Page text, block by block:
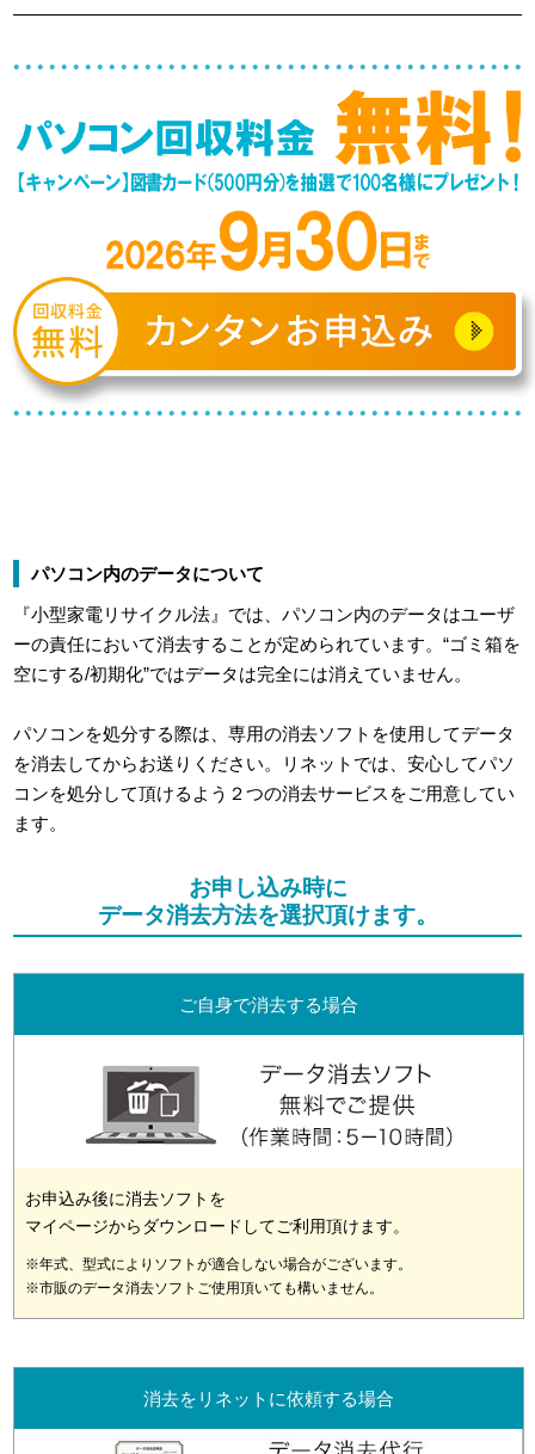
パソコン内のデータについて
『小型家電リサイクル法』では、パソコン内のデータはユーザ
ーの責任において消去することが定められています。“ゴミ箱を
空にする/初期化”ではデータは完全には消えていません。
パソコンを処分する際は、専用の消去ソフトを使用してデータ
を消去してからお送りください。リネットでは、安心してパソ
コンを処分して頂けるよう２つの消去サービスをご用意してい
ます。
お申し込み時に
データ消去方法を選択頂けます。
ご自身で消去する場合
お申込み後に消去ソフトを
マイページからダウンロードしてご利用頂けます。
※年式、型式によりソフトが適合しない場合がございます。
※市販のデータ消去ソフトご使用頂いても構いません。
消去をリネットに依頼する場合